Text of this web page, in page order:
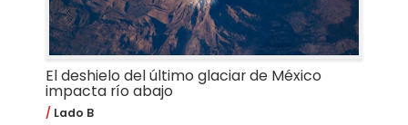
El deshielo del último glaciar de México
impacta río abajo
Lado B